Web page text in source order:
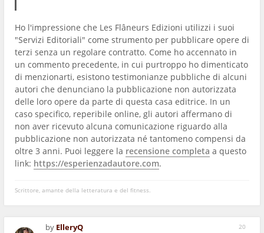
Ho l'impressione che Les Flâneurs Edizioni utilizzi i suoi
"Servizi Editoriali" come strumento per pubblicare opere di
terzi senza un regolare contratto. Come ho accennato in
un commento precedente, in cui purtroppo ho dimenticato
di menzionarti, esistono testimonianze pubbliche di alcuni
autori che denunciano la pubblicazione non autorizzata
delle loro opere da parte di questa casa editrice. In un
caso specifico, reperibile online, gli autori affermano di
non aver ricevuto alcuna comunicazione riguardo alla
pubblicazione non autorizzata né tantomeno compensi da
oltre 3 anni. Puoi leggere la recensione completa a questo
link: https://esperienzadautore.com.
Scrittore, amante della letteratura e del fitness.
20
by ElleryQ